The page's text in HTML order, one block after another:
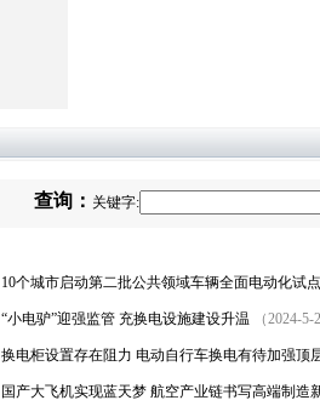
查询： 关键字:
10个城市启动第二批公共领域车辆全面电动化试点
“小电驴”迎强监管 充换电设施建设升温 （2024-5-
换电柜设置存在阻力 电动自行车换电有待加强顶
国产大飞机实现蓝天梦 航空产业链书写高端制造